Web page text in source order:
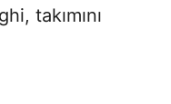
takımını